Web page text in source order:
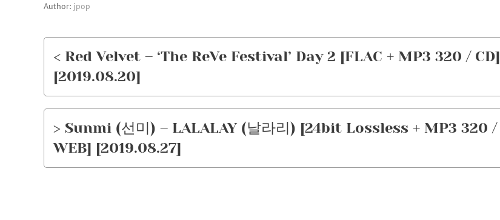
Author: jpop
< Red Velvet – ‘The ReVe Festival’ Day 2 [FLAC + MP3 320 / CD]
[2019.08.20]
> Sunmi (선미) – LALALAY (날라리) [24bit Lossless + MP3 320 /
WEB] [2019.08.27]